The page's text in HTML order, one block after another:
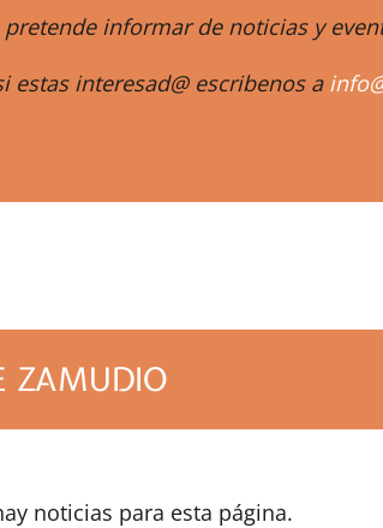
informar de noticias y
estas interesad@ escribenos a
ZAMUDIO
noticias para esta página.